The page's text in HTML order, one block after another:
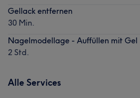
Gellack entfernen
30 Min.
Nagelmodellage - Auffüllen mit Gel
2 Std.
Alle Services